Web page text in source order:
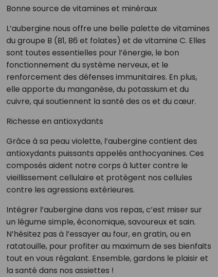
Bonne source de vitamines et minéraux
L’aubergine nous offre une belle palette de vitamines
du groupe B (B1, B6 et folates) et de vitamine C. Elles
sont toutes essentielles pour l’énergie, le bon
fonctionnement du système nerveux, et le
renforcement des défenses immunitaires. En plus,
elle apporte du manganèse, du potassium et du
cuivre, qui soutiennent la santé des os et du cœur.
Richesse en antioxydants
Grâce à sa peau violette, l’aubergine contient des
antioxydants puissants appelés anthocyanines. Ces
composés aident notre corps à lutter contre le
vieillissement cellulaire et protègent nos cellules
contre les agressions extérieures.
Intégrer l’aubergine dans vos repas, c’est miser sur
un légume simple, économique, savoureux et sain.
N’hésitez pas à l’essayer au four, en gratin, ou en
ratatouille, pour profiter au maximum de ses bienfaits
tout en vous régalant. Ensemble, gardons le plaisir et
la santé dans nos assiettes !